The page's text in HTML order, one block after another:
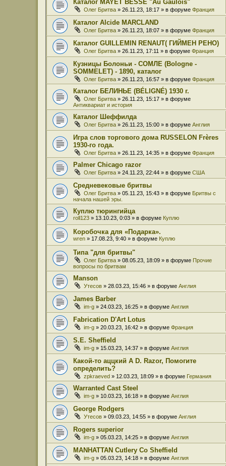
Каталог MAYET BESSE "Au Gaulois"
Олег Бритва » 26.11.23, 18:17 » в форуме Франция
Каталог Alcide MARCLAND
Олег Бритва » 26.11.23, 18:07 » в форуме Франция
Каталог GUILLEMIN RENAUT( ГИЙМЕН РЕНО)
Олег Бритва » 26.11.23, 17:11 » в форуме Франция
Кузницы Болоньи - СОМЛЕ (Bologne -
SOMMELET) - 1890, каталог
Олег Бритва » 26.11.23, 16:57 » в форуме Франция
Каталог БЕЛИНЬЕ (BÉLIGNÉ) 1930 г.
Олег Бритва » 26.11.23, 15:17 » в форуме
Антиквариат и история
Каталог Шеффилда
Олег Бритва » 26.11.23, 15:00 » в форуме Англия
Игра слов торгового дома RUSSELON Frères
1930-го года.
Олег Бритва » 26.11.23, 14:35 » в форуме Франция
Palmer Chicago razor
Олег Бритва » 24.11.23, 22:44 » в форуме США
Средневековые бритвы
Олег Бритва » 05.11.23, 15:43 » в форуме Бритвы с
начала нашей эры.
Куплю тюрингийца
roll123 » 13.10.23, 0:03 » в форуме Куплю
Коробочка для «Подарка».
wren » 17.08.23, 9:40 » в форуме Куплю
Типа "для бритвы"
Олег Бритва » 08.05.23, 18:09 » в форуме Прочие
вопросы по бритвам
Manson
Утесов » 28.03.23, 15:46 » в форуме Англия
James Barber
im-g » 24.03.23, 16:25 » в форуме Англия
Fabrication D'Art Lotus
im-g » 20.03.23, 16:42 » в форуме Франция
S.E. Sheffield
im-g » 15.03.23, 14:37 » в форуме Англия
Какой-то аццкий A D. Razor, Помогите
определить?
zpkraeved » 12.03.23, 18:09 » в форуме Германия
Warranted Cast Steel
im-g » 10.03.23, 16:18 » в форуме Англия
George Rodgers
Утесов » 09.03.23, 14:55 » в форуме Англия
Rogers superior
im-g » 05.03.23, 14:25 » в форуме Англия
MANHATTAN Cutlery Co Sheffield
im-g » 05.03.23, 14:18 » в форуме Англия